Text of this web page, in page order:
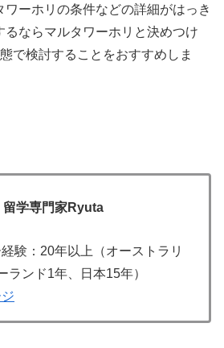
ワーホリの条件などの詳細がはっき
るならマルタワーホリと決めつけ
で検討することをおすすめしま
留学専門家Ryuta
験：20年以上（オーストラリ
ランド1年、日本15年）